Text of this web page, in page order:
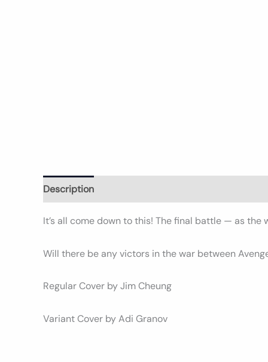
Description
It’s all come down to this! The final battle — as the
Will there be any victors in the war between
Regular Cover by Jim Cheung
Variant Cover by Adi Granov